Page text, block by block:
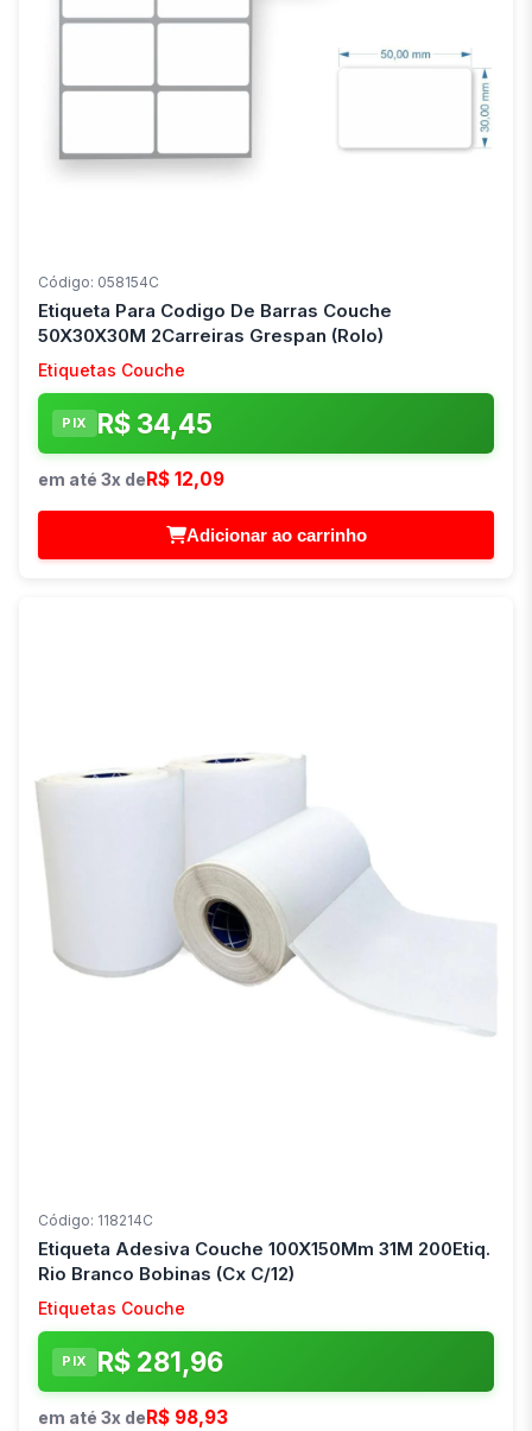
Código: 058154C
Etiqueta Para Codigo De Barras Couche
50X30X30M 2Carreiras Grespan (Rolo)
Etiquetas Couche
PIX R$ 34,45
em até 3x de R$ 12,09
Adicionar ao carrinho
Código: 118214C
Etiqueta Adesiva Couche 100X150Mm 31M 200Etiq.
Rio Branco Bobinas (Cx C/12)
Etiquetas Couche
PIX R$ 281,96
em até 3x de R$ 98,93